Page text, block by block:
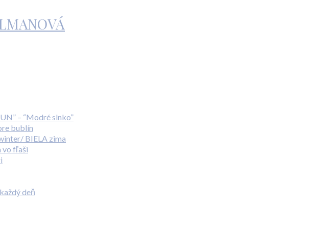
– “Modré slnko”
bublín
BIELA zima
vo fľaši
deň